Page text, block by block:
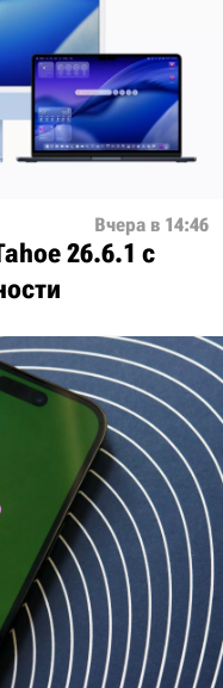
Вчера в 14:46
26.6.1 с